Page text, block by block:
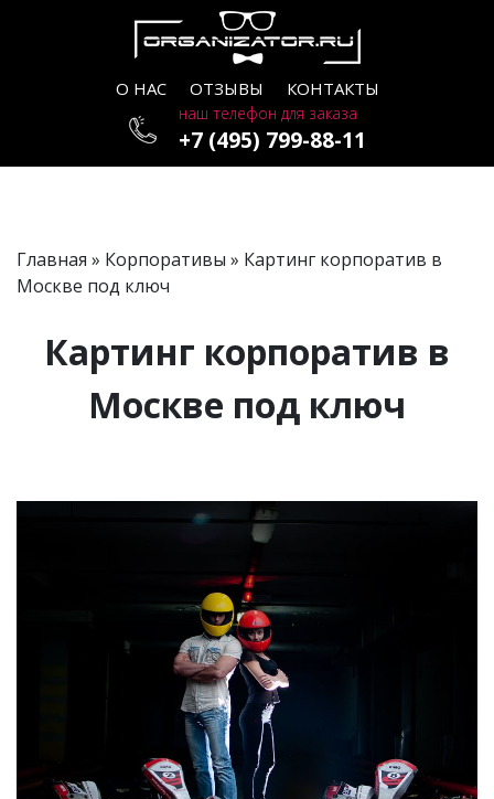
О НАС ОТЗЫВЫ КОНТАКТЫ
наш телефон для заказа
+7 (495) 799-88-11
Главная » Корпоративы » Картинг корпоратив в
Москве под ключ
Картинг корпоратив в
Москве под ключ